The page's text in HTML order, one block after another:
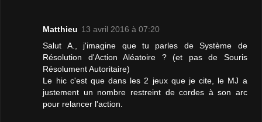
Matthieu 13 avril 2016 à 07:20
Salut A., j'imagine que tu parles de Système de
Résolution d'Action Aléatoire ? (et pas de Souris
Résolument Autoritaire)
Le hic c'est que dans les 2 jeux que je cite, le MJ a
justement un nombre restreint de cordes à son arc
pour relancer l'action.